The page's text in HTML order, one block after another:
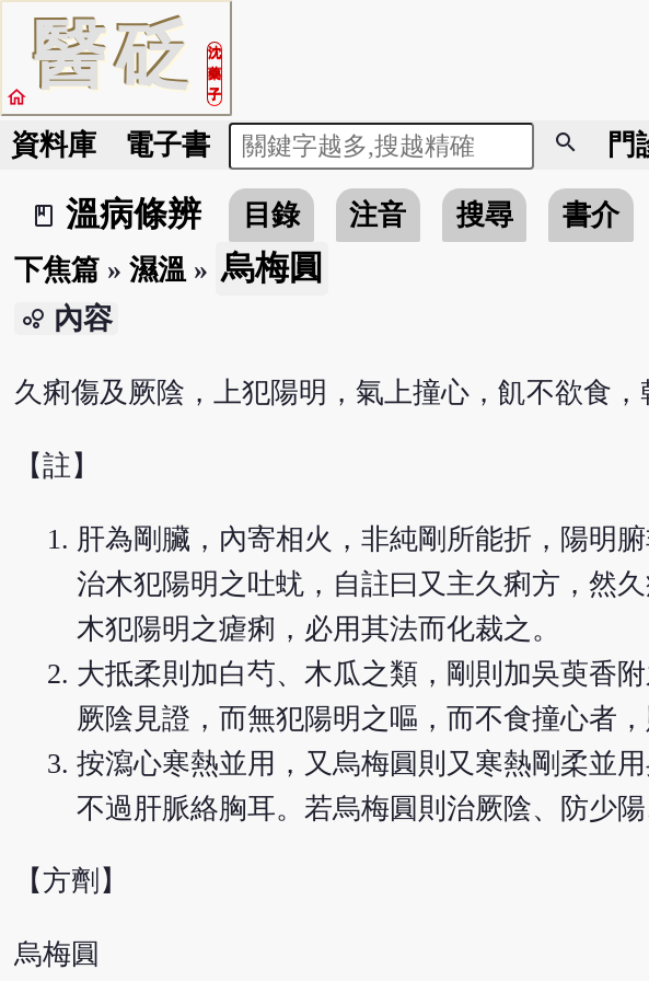
醫砭
沈
藥
子
home
資料庫 電子書 search 門
book_2
溫病條辨 目錄 注音 搜尋
書介
下焦篇» 濕溫 » 烏梅圓
bubble_chart 內容
久痢傷及厥陰，上犯陽明，氣上撞心，飢不欲食，
【註】
肝為剛臟，內寄相火，非純剛所能折，陽明
治木犯陽明之吐蚘，自註曰又主久痢方，然
木犯陽明之瘧痢，必用其法而化裁之。
大抵柔則加白芍、木瓜之類，剛則加吳萸香
厥陰見證，而無犯陽明之嘔，而不食撞心者
按瀉心寒熱並用，又烏梅圓則又寒熱剛柔並
不過肝脈絡胸耳。若烏梅圓則治厥陰、防少陽
【方劑】
烏梅圓